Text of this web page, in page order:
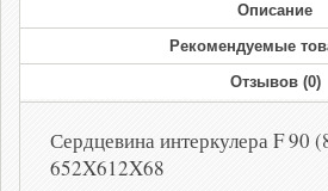
Описание
Рекомендуемые
Отзывов (0)
Сердцевина интеркулера F 90
652X612X68